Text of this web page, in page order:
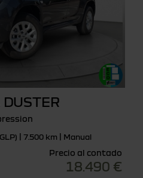
DUSTER
| 7.500 km | Manual
Precio al contado
18.490 €